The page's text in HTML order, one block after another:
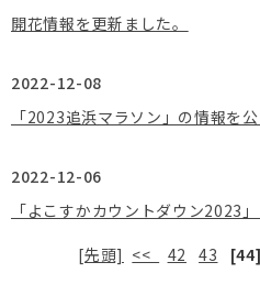
開花情報を更新ました。
2022-12-08
「2023追浜マラソン」の情報を
2022-12-06
「よこすかカウントダウン2023
[先頭] << 42 43 [44]